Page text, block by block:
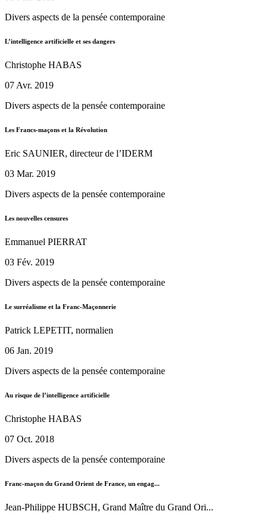
Divers aspects de la pensée contemporaine
L’intelligence artificielle et ses dangers
Christophe HABAS
07 Avr. 2019
Divers aspects de la pensée contemporaine
Les Francs-maçons et la Révolution
Eric SAUNIER, directeur de l’IDERM
03 Mar. 2019
Divers aspects de la pensée contemporaine
Les nouvelles censures
Emmanuel PIERRAT
03 Fév. 2019
Divers aspects de la pensée contemporaine
Le surréalisme et la Franc-Maçonnerie
Patrick LEPETIT, normalien
06 Jan. 2019
Divers aspects de la pensée contemporaine
Au risque de l’intelligence artificielle
Christophe HABAS
07 Oct. 2018
Divers aspects de la pensée contemporaine
Franc-maçon du Grand Orient de France, un engag...
Jean-Philippe HUBSCH, Grand Maître du Grand Ori...